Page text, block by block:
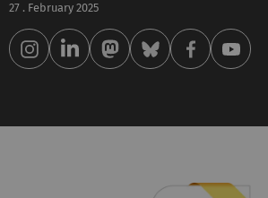
27 . February 2025